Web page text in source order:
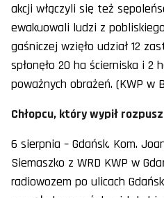
akcji włączyli się też
ewakuowali ludzi z
gaśniczej wzięło udział 12
spłonęło 20 ha ścierniska i 2
poważnych obrażeń. (KWP w
Chłopcu, który wypił
6 sierpnia – Gdańsk. Kom.
Siemaszko z WRD KWP w
radiowozem po ulicach